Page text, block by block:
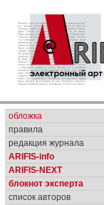
обложка
правила
редакция журнала
ARIFIS-info
ARIFIS-NEXT
блокнот эксперта
список авторов